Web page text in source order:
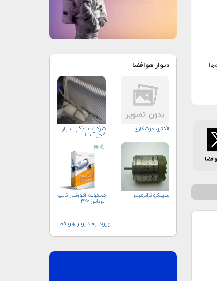
دیوار هوافضا
الکترودجوشکاری
شرکت ماندگار بسپار
فجر آسیا
سینکرو ترانزمیتر
مجموعه آموزشی تایپ
ایرباس ۳۲۰
ورود به دیوار هوافضا